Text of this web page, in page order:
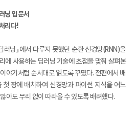
닝 입문서
리다!
러닝』에서 다루지 못했던 순환 신경망(RNN)을
에 사용하는 딥러닝 기술에 초점을 맞춰 살펴본
야기처럼 순서대로 읽도록 꾸몄다. 전편에서 배
장에 배치하여 신경망과 파이썬 지식을 어느
아도 무리 없이 따라올 수 있도록 배려했다.